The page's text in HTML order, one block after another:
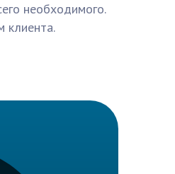
необходимого.
клиента.